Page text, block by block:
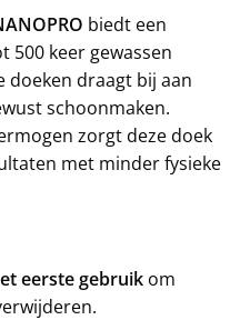
biedt een
500 keer gewassen
doeken draagt bij aan
schoonmaken.
zorgt deze doek
met minder fysieke
eerste gebruikom